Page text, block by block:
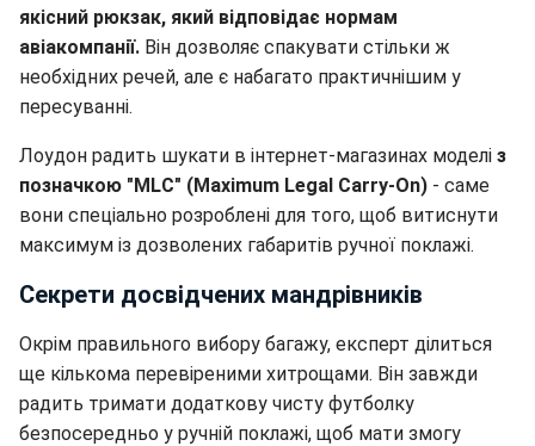
якісний рюкзак, який відповідає нормам
авіакомпанії. Він дозволяє спакувати стільки ж
необхідних речей, але є набагато практичнішим у
пересуванні.
Лоудон радить шукати в інтернет-магазинах моделі з
позначкою "MLC" (Maximum Legal Carry-On) - саме
вони спеціально розроблені для того, щоб витиснути
максимум із дозволених габаритів ручної поклажі.
Секрети досвідчених мандрівників
Окрім правильного вибору багажу, експерт ділиться
ще кількома перевіреними хитрощами. Він завжди
радить тримати додаткову чисту футболку
безпосередньо у ручній поклажі, щоб мати змогу